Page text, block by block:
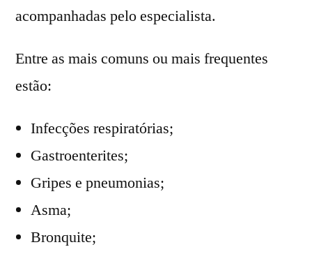
acompanhadas pelo especialista.
Entre as mais comuns ou mais frequentes
estão:
Infecções respiratórias;
Gastroenterites;
Gripes e pneumonias;
Asma;
Bronquite;